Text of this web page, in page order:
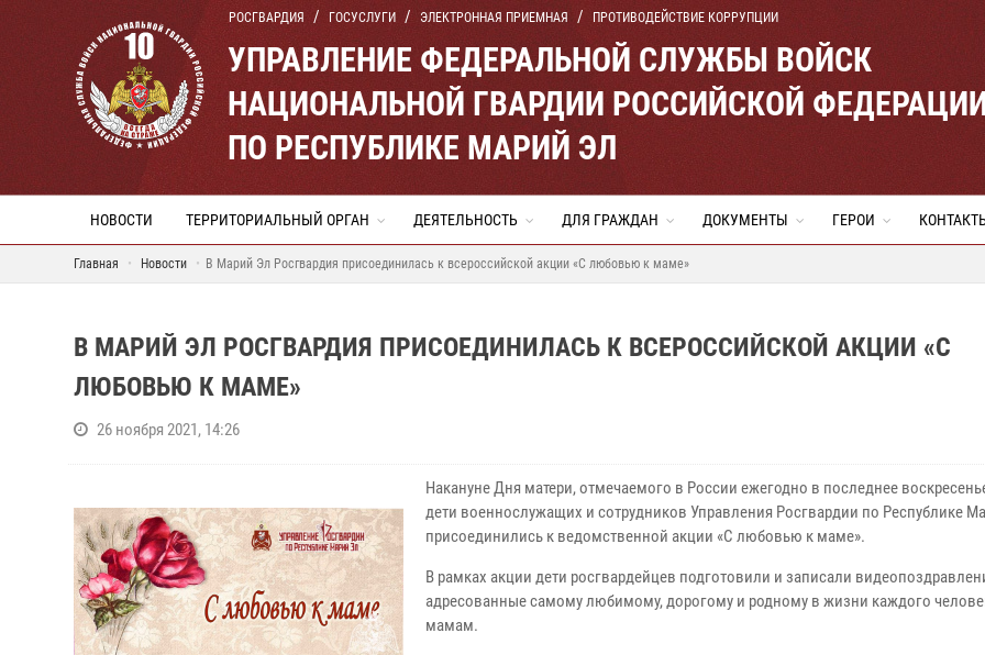
РОСГВАРДИЯ ГОСУСЛУГИ ЭЛЕКТРОННАЯ ПРИЕМНАЯ ПРОТИВОДЕЙСТВИЕ КОРРУПЦИИ
УПРАВЛЕНИЕ ФЕДЕРАЛЬНОЙ СЛУЖБЫ ВОЙСК
НАЦИОНАЛЬНОЙ ГВАРДИИ РОССИЙСКОЙ
ПО РЕСПУБЛИКЕ МАРИЙ ЭЛ
НОВОСТИ ТЕРРИТОРИАЛЬНЫЙ ОРГАН ДЕЯТЕЛЬНОСТЬ ДЛЯ ГРАЖДАН ДОКУМЕНТЫ ГЕРОИ
Главная Новости В Марий Эл Росгвардия присоединилась к всероссийской акции «С любовью к маме»
В МАРИЙ ЭЛ РОСГВАРДИЯ ПРИСОЕДИНИЛАСЬ К ВСЕРОССИЙСКОЙ АКЦИИ «С
ЛЮБОВЬЮ К МАМЕ»
26 ноября 2021, 14:26
Накануне Дня матери, отмечаемого в России ежегодно в последнее
дети военнослужащих и сотрудников Управления Росгвардии по Республике
присоединились к ведомственной акции «С любовью к маме».
В рамках акции дети росгвардейцев подготовили и записали
адресованные самому любимому, дорогому и родному в жизни каждого
мамам.